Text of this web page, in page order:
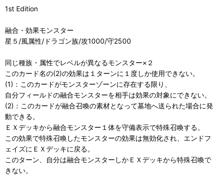
1st Edition
融合・効果モンスター
星５/風属性/ドラゴン族/攻1000/守2500
同じ種族・属性でレベルが異なるモンスター×２
このカード名の(2)の効果は１ターンに１度しか使用できない。
(1)：このカードがモンスターゾーンに存在する限り、
自分フィールドの融合モンスターを相手は効果の対象にできない。
(2)：このカードが融合召喚の素材となって墓地へ送られた場合に発
動できる。
ＥＸデッキから融合モンスター１体を守備表示で特殊召喚する。
この効果で特殊召喚したモンスターの効果は無効化され、エンドフ
ェイズにＥＸデッキに戻る。
このターン、自分は融合モンスターしかＥＸデッキから特殊召喚で
きない。